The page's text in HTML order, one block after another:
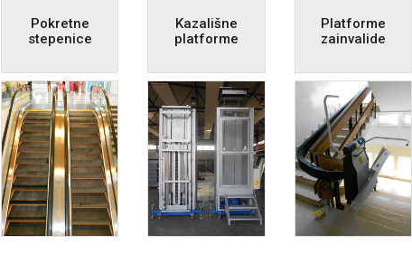
Pokretne
stepenice
Kazališne
platforme
Platforme
zainvalide